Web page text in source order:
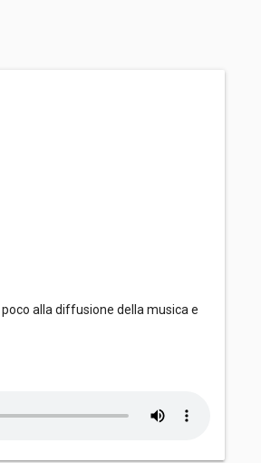
alla diffusione della musica e